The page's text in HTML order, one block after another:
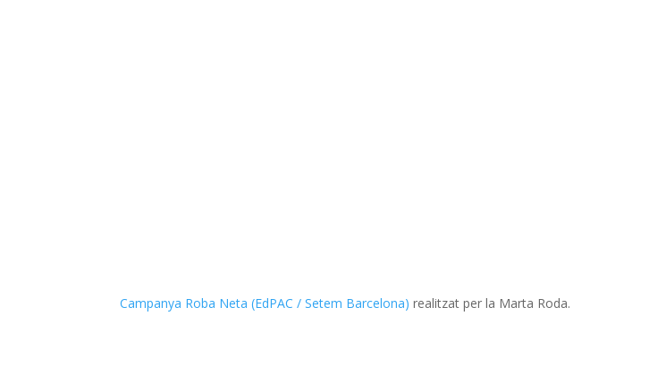
Campanya Roba Neta (EdPAC / Setem Barcelona) realitzat per la Marta Roda.